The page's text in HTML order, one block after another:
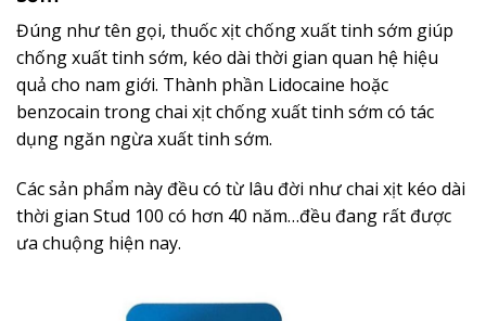
Đúng như tên gọi, thuốc xịt chống xuất tinh sớm giúp
chống xuất tinh sớm, kéo dài thời gian quan hệ hiệu
quả cho nam giới. Thành phần Lidocaine hoặc
benzocain trong chai xịt chống xuất tinh sớm có tác
dụng ngăn ngừa xuất tinh sớm.
Các sản phẩm này đều có từ lâu đời như chai xịt kéo dài
thời gian Stud 100 có hơn 40 năm…đều đang rất được
ưa chuộng hiện nay.